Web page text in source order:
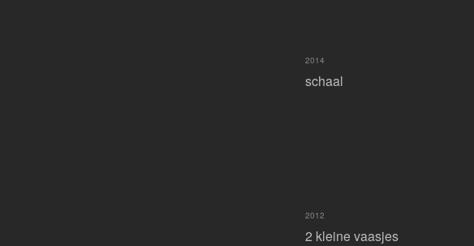
schaal
2014
2 kleine vaasjes
2012